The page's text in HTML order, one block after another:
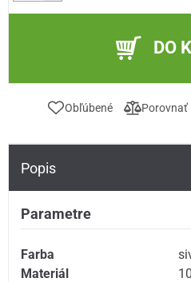
DO
Obľúbené Porovnať
Popis
Parametre
Farba
Materiál